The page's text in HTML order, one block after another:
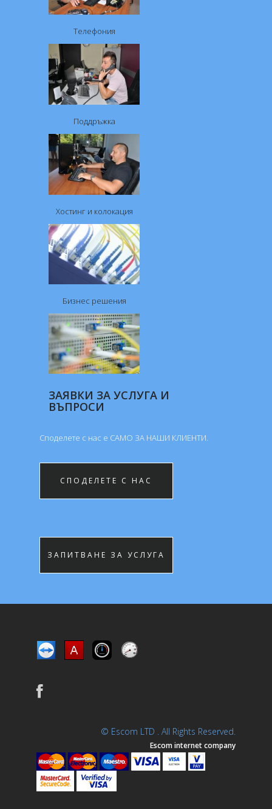
Телефония
Поддръжка
Хостинг и колокация
Бизнес решения
ЗАЯВКИ ЗА УСЛУГА И
ВЪПРОСИ
Споделете с нас е САМО ЗА НАШИ КЛИЕНTИ.
СПОДЕЛЕТЕ С НАС
ЗАПИТВАНЕ ЗА УСЛУГА
© Escom LTD . All Rights Reserved.
Escom internet company